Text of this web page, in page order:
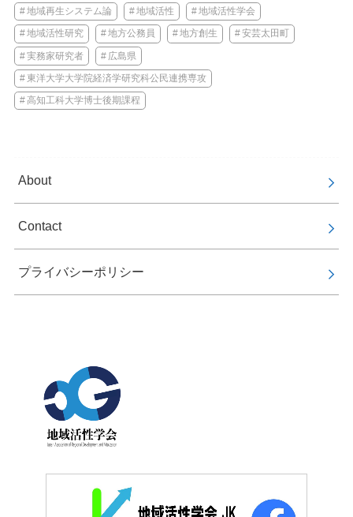
地域再生システム論 地域活性 地域活性学会
地域活性研究 地方公務員 地方創生 安芸太田町
実務家研究者 広島県
東洋大学大学院経済学研究科公民連携専攻
高知工科大学博士後期課程
About
Contact
プライバシーポリシー